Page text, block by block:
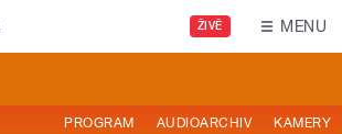
ŽIVĚ MENU
PROGRAM AUDIOARCHIV KAMERY